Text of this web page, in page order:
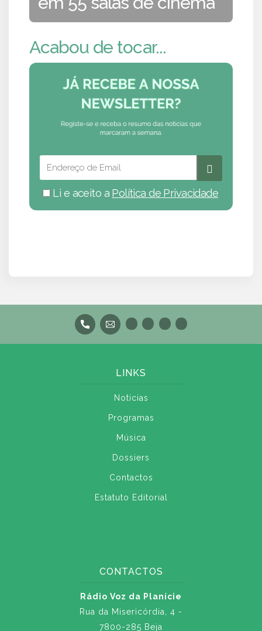
Acabou de tocar...
Li e aceito a Política de Privacidade
LINKS
Notícias
Programas
Música
Dossiers
Contactos
Estatuto Editorial
CONTACTOS
Rádio Voz da Planície
Rua da Misericórdia, 4 -
7800-285 Beja